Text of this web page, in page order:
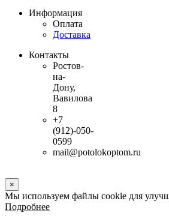
Информация
Оплата
Доставка
Контакты
Ростов-
на-
Дону,
Вавилова
8
+7
(912)-050-
0599
mail@potolokoptom.ru
×
Мы используем файлы cookie для
Подробнее